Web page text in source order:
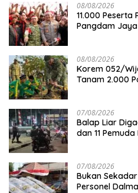
Dugaan Kekerasan terhadap
Wartawan di Tangerang Masuk
Desak Polisi Transparan
08/08/2026
11.000 Peserta
Pangdam
08/08/2026
Korem 052/
Tanam 2.000
07/08/2026
Balap Liar
dan 11
07/08/2026
Bukan
Personel